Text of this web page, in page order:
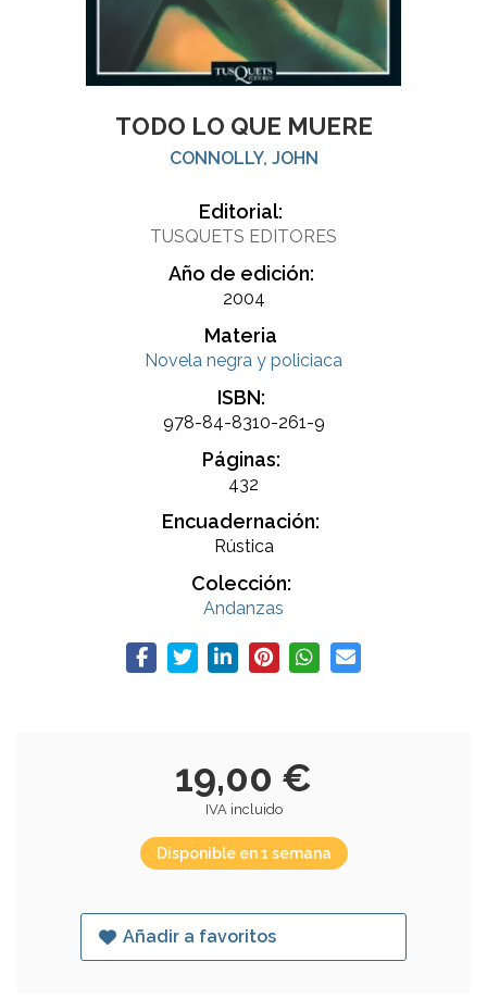
TODO LO QUE MUERE
CONNOLLY, JOHN
Editorial:
TUSQUETS EDITORES
Año de edición:
2004
Materia
Novela negra y policiaca
ISBN:
978-84-8310-261-9
Páginas:
432
Encuadernación:
Rústica
Colección:
Andanzas
19,00 €
IVA incluido
Disponible en 1 semana
Añadir a favoritos